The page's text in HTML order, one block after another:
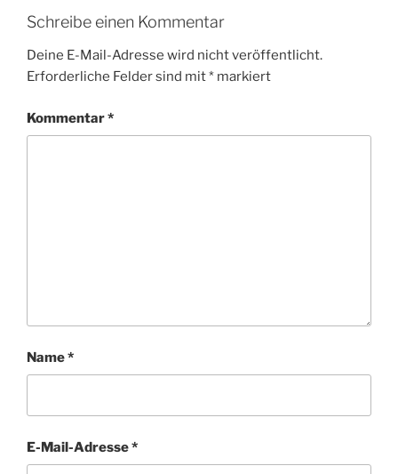
Schreibe einen Kommentar
Deine E-Mail-Adresse wird nicht veröffentlicht.
Erforderliche Felder sind mit* markiert
Kommentar*
Name*
E-Mail-Adresse*